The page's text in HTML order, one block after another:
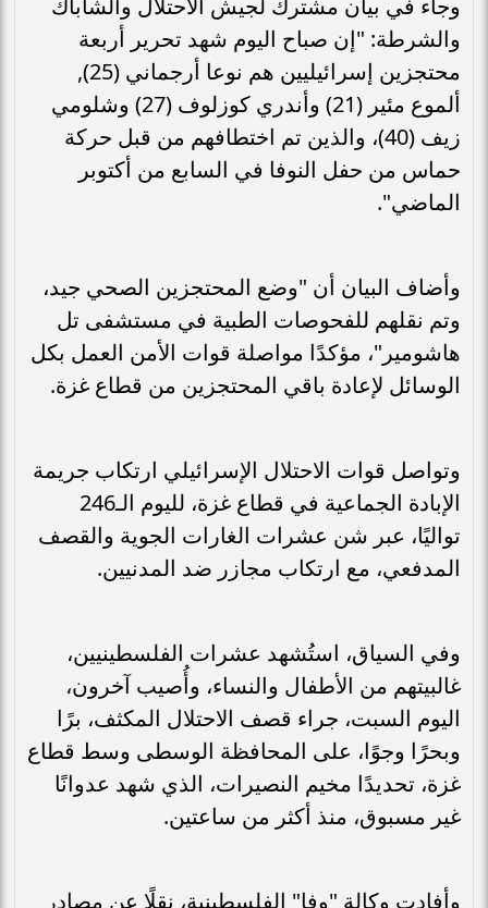
والشرطة: "إن صباح اليوم شهد تحرير أربعة
محتجزين إسرائيليين هم نوعا أرجماني (25),
ألموع مئير (21) وأندري كوزلوف (27) وشلومي
زيف (40)، والذين تم اختطافهم من قبل حركة
حماس من حفل النوفا في السابع من أكتوبر
الماضي".
وأضاف البيان أن "وضع المحتجزين الصحي جيد،
وتم نقلهم للفحوصات الطبية في مستشفى تل
هاشومير"، مؤكدًا مواصلة قوات الأمن العمل بكل
الوسائل لإعادة باقي المحتجزين من قطاع غزة.
وتواصل قوات الاحتلال الإسرائيلي ارتكاب جريمة
الإبادة الجماعية في قطاع غزة، لليوم الـ246
تواليًا، عبر شن عشرات الغارات الجوية والقصف
المدفعي، مع ارتكاب مجازر ضد المدنيين.
وفي السياق، استُشهد عشرات الفلسطينيين،
غالبيتهم من الأطفال والنساء، وأُصيب آخرون،
اليوم السبت، جراء قصف الاحتلال المكثف، برًا
وبحرًا وجوًا، على المحافظة الوسطى وسط قطاع
غزة، تحديدًا مخيم النصيرات، الذي شهد عدوانًا
غير مسبوق، منذ أكثر من ساعتين.
وأفادت وكالة "وفا" الفلسطينية، نقلًا عن مصادر